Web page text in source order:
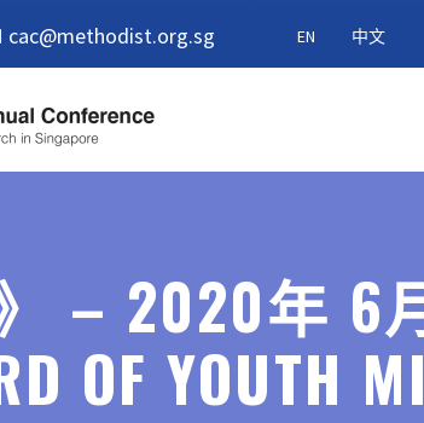
cac@methodist.org.sg EN 中文
– 2020年 6
OF YOUTH